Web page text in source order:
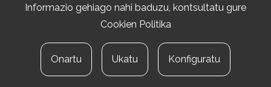
Informazio gehiago nahi baduzu, kontsultatu gure
Cookien Politika
Onartu Ukatu Konfiguratu